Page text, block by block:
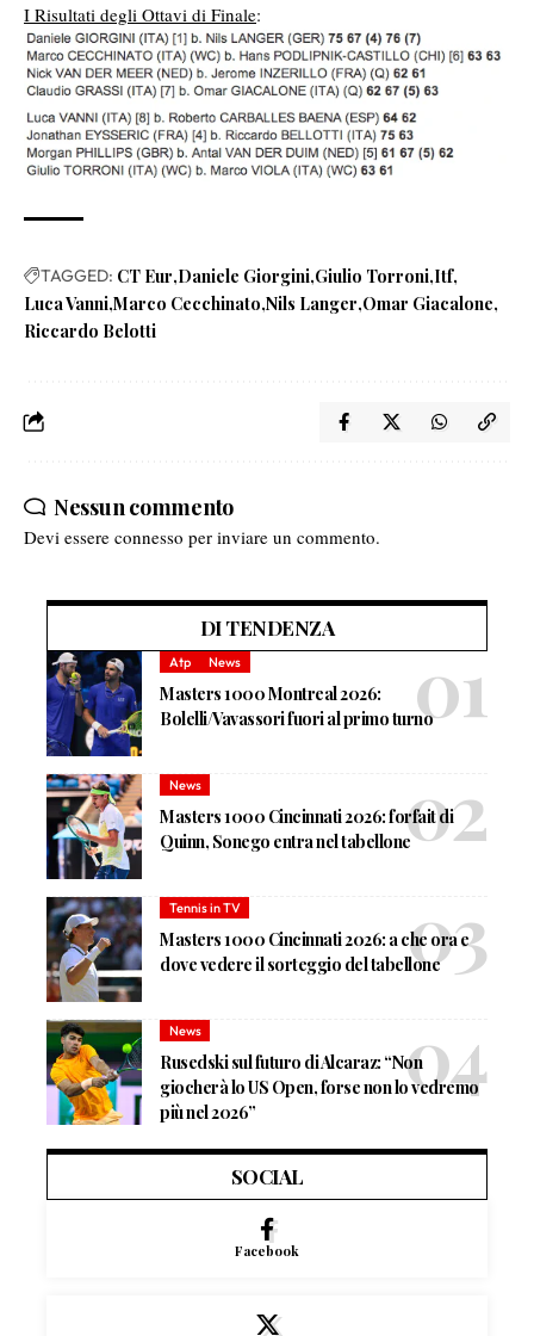
I Risultati degli Ottavi di Finale:
TAGGED: CT Eur Daniele Giorgini Giulio Torroni Itf
Luca Vanni Marco Cecchinato Nils Langer Omar Giacalone
Riccardo Belotti
Nessun commento
Devi essere connesso per inviare un commento.
DI TENDENZA
Atp News
Masters 1000 Montreal 2026:
Bolelli/Vavassori fuori al primo turno
News
Masters 1000 Cincinnati 2026: forfait di
Quinn, Sonego entra nel tabellone
Tennis in TV
Masters 1000 Cincinnati 2026: a che ora e
dove vedere il sorteggio del tabellone
News
Rusedski sul futuro di Alcaraz: “Non
giocherà lo US Open, forse non lo vedremo
più nel 2026”
SOCIAL
Facebook